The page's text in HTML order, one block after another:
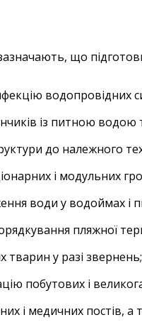
що
водопровідних
із питною водою
до належного
і модульних
води у водоймах і
пляжної
тварин у разі звернень;
побутових і
і медичних постів,